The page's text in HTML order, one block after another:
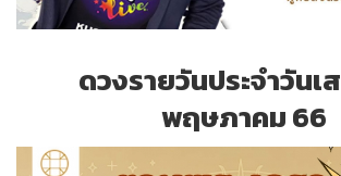
ดวงรายวันประจำวันเ
พฤษภาคม 66